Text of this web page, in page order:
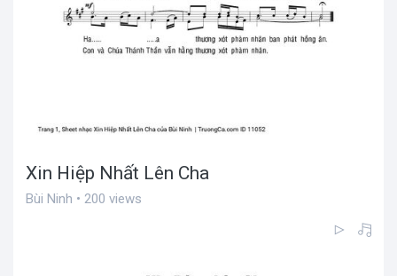
Xin Hiệp Nhất Lên Cha
Bùi Ninh • 200 views